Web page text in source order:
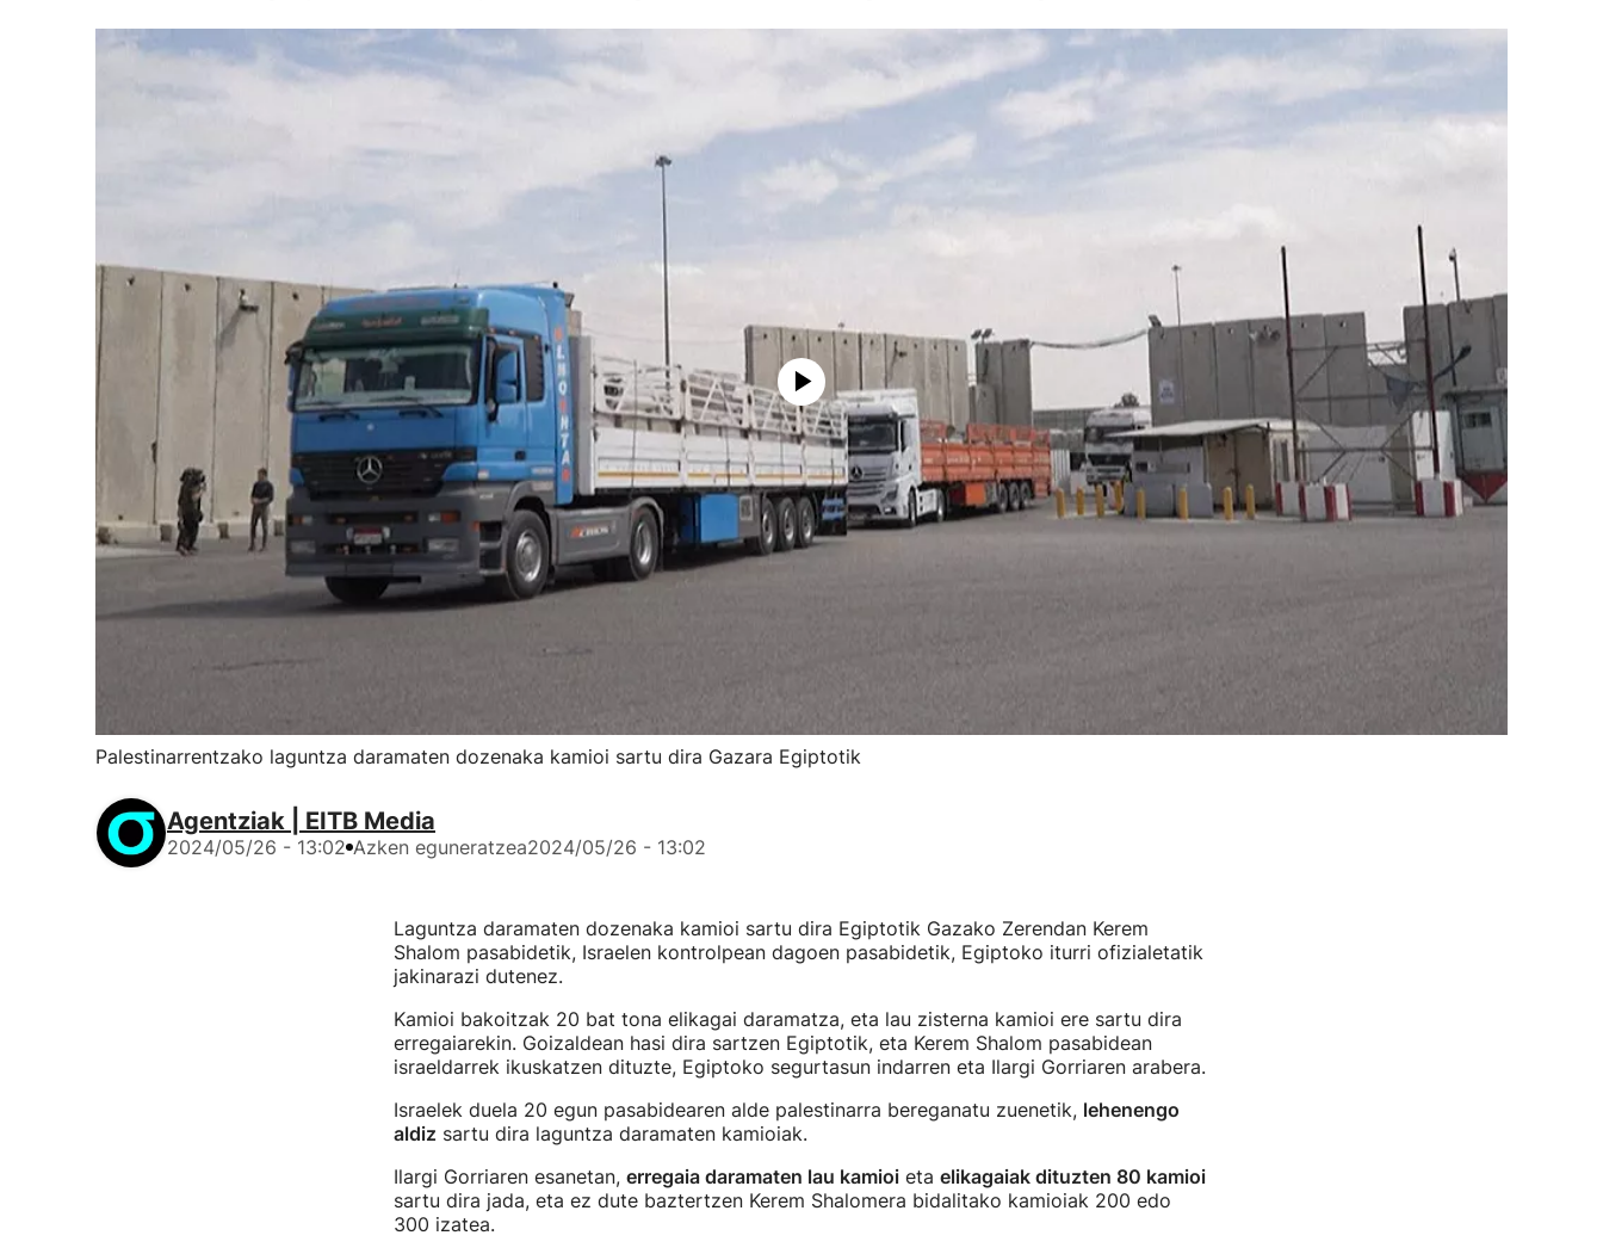
Palestinarrentzako laguntza daramaten dozenaka kamioi sartu dira Gazara Egiptotik
Agentziak | EITB Media
2024/05/26 - 13:02 Azken eguneratzea2024/05/26 - 13:02
Laguntza daramaten dozenaka kamioi sartu dira Egiptotik Gazako Zerendan Kerem
Shalom pasabidetik, Israelen kontrolpean dagoen pasabidetik, Egiptoko iturri ofizialetatik
jakinarazi dutenez.
Kamioi bakoitzak 20 bat tona elikagai daramatza, eta lau zisterna kamioi ere sartu dira
erregaiarekin. Goizaldean hasi dira sartzen Egiptotik, eta Kerem Shalom pasabidean
israeldarrek ikuskatzen dituzte, Egiptoko segurtasun indarren eta Ilargi Gorriaren arabera.
Israelek duela 20 egun pasabidearen alde palestinarra bereganatu zuenetik, lehenengo
aldizsartu dira laguntza daramaten kamioiak.
Ilargi Gorriaren esanetan, erregaia daramaten lau kamioieta elikagaiak dituzten 80 kamioi
sartu dira jada, eta ez dute baztertzen Kerem Shalomera bidalitako kamioiak 200 edo
300 izatea.